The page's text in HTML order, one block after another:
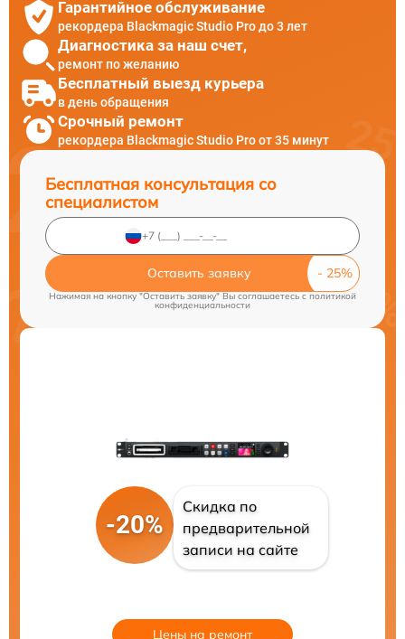
Гарантийное обслуживание
рекордера Blackmagic Studio Pro до 3 лет
Диагностика за наш счет,
ремонт по желанию
Бесплатный выезд курьера
в день обращения
Срочный ремонт
рекордера Blackmagic Studio Pro от 35 минут
Бесплатная консультация со
специалистом
Оставить заявку
Нажимая на кнопку "Оставить заявку" Вы соглашаетесь cполитикой
конфиденциальности
-20%
Скидка по
предварительной
записи на сайте
Цены на ремонт